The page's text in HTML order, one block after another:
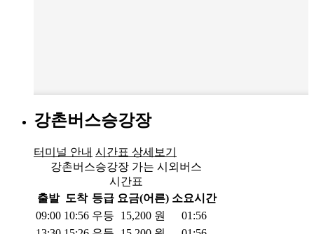
강촌버스승강장
터미널 안내 시간표 상세보기
강촌버스승강장 가는 시외버스
시간표
출발 도착 등급 요금(어른) 소요시간
09:00 10:56 우등 15,200 원
01:56